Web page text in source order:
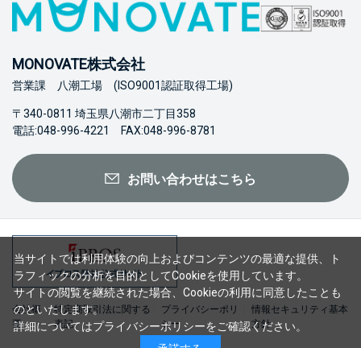
MONOVATE株式会社
営業課 八潮工場 (ISO9001認証取得工場)
〒340-0811 埼玉県八潮市二丁目358
電話:048-996-4221 FAX:048-996-8781
お問い合わせはこちら
会社概
要
特定商取引法に関する
表記
プライバシーポリ
シー
情報セキュリティ基本
方針
当サイトでは利用体験の向上およびコンテンツの最適な提供、ト
ラフィックの分析を目的としてCookieを使用しています。
サイトの閲覧を継続された場合、Cookieの利用に同意したことも
のといたします。
詳細についてはプライバシーポリシーをご確認ください。